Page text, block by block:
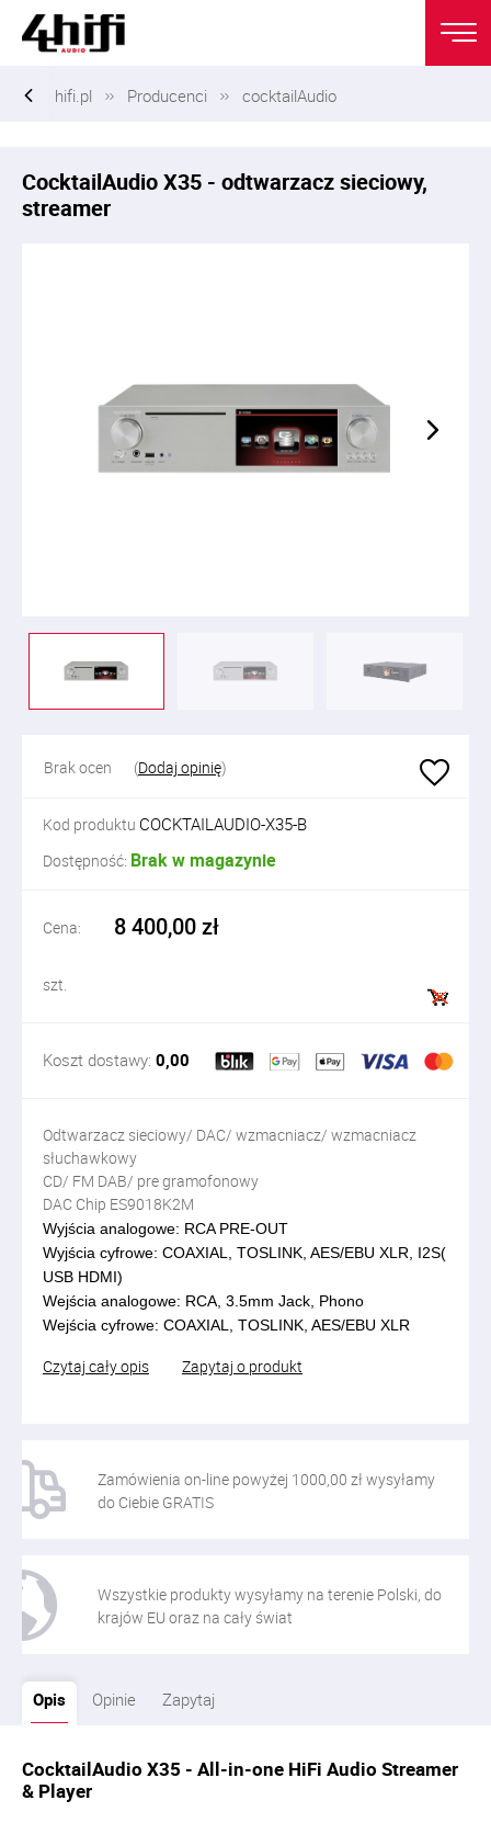
hifi.pl Producenci cocktailAudio
CocktailAudio X35 - odtwarzacz sieciowy,
streamer
Brak ocen (Dodaj opinię)
Kod produktu COCKTAILAUDIO-X35-B
Dostępność: Brak w magazynie
Cena: 8 400,00 zł
szt.
Koszt dostawy: 0,00
Odtwarzacz sieciowy/ DAC/ wzmacniacz/ wzmacniacz
słuchawkowy
CD/ FM DAB/ pre gramofonowy
DAC Chip ES9018K2M
Wyjścia analogowe: RCA PRE-OUT
Wyjścia cyfrowe: COAXIAL, TOSLINK, AES/EBU XLR, I2S(
USB HDMI)
Wejścia analogowe: RCA, 3.5mm Jack, Phono
Wejścia cyfrowe: COAXIAL, TOSLINK, AES/EBU XLR
Czytaj cały opis Zapytaj o produkt
Zamówienia on-line powyżej 1000,00 zł wysyłamy
do Ciebie GRATIS
Wszystkie produkty wysyłamy na terenie Polski, do
krajów EU oraz na cały świat
Opis Opinie Zapytaj
CocktailAudio X35 - All-in-one HiFi Audio Streamer
& Player